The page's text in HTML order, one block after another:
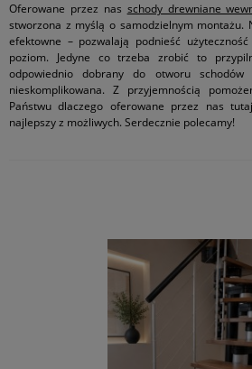
Oferowane przez nas schody drewniane
stworzona z myślą o samodzielnym montażu.
efektowne – pozwalają podnieść
poziom. Jedyne co trzeba zrobić to
odpowiednio dobrany do otworu
nieskomplikowana. Z przyjemnością
Państwu dlaczego oferowane przez nas
najlepszy z możliwych. Serdecznie polecamy!